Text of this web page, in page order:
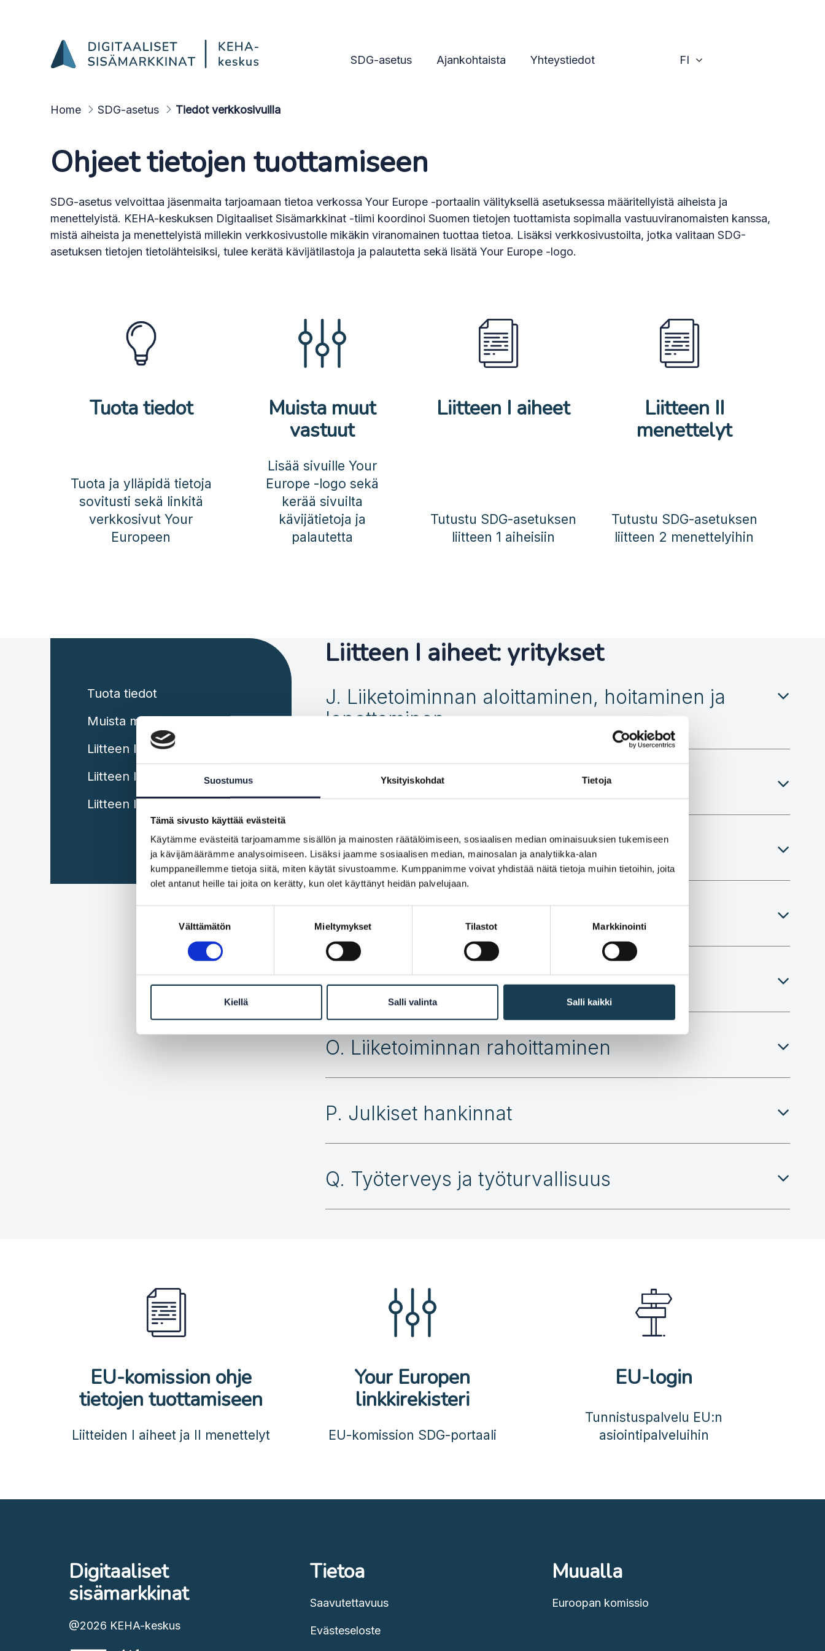
Suostumus Yksityiskohdat Tietoja
Tämä sivusto käyttää evästeitä
Käytämme evästeitä tarjoamamme sisällön ja mainosten räätälöimiseen, sosiaalisen median ominaisuuksien tukemiseen
ja kävijämäärämme analysoimiseen. Lisäksi jaamme sosiaalisen median, mainosalan ja analytiikka-alan
kumppaneillemme tietoja siitä, miten käytät sivustoamme. Kumppanimme voivat yhdistää näitä tietoja muihin tietoihin, joita
olet antanut heille tai joita on kerätty, kun olet käyttänyt heidän palvelujaan.
Välttämätön Mieltymykset Tilastot Markkinointi
Kiellä Salli valinta Salli kaikki
SDG-asetus Ajankohtaista Yhteystiedot FI Vaihda
Home SDG-asetus Tiedot verkkosivuilla
Ohjeet tietojen tuottamiseen
SDG-asetus velvoittaa jäsenmaita tarjoamaan tietoa verkossa Your Europe -portaalin välityksellä asetuksessa määritellyistä aiheista ja
menettelyistä. KEHA-keskuksen Digitaaliset Sisämarkkinat -tiimi koordinoi Suomen tietojen tuottamista sopimalla vastuuviranomaisten kanssa,
mistä aiheista ja menettelyistä millekin verkkosivustolle mikäkin viranomainen tuottaa tietoa. Lisäksi verkkosivustoilta, jotka valitaan SDG-
asetuksen tietojen tietolähteisiksi, tulee kerätä kävijätilastoja ja palautetta sekä lisätä Your Europe -logo.
Tuota tiedot
Tuota ja ylläpidä tietoja
sovitusti sekä linkitä
verkkosivut Your
Europeen
Muista muut
vastuut
Lisää sivuille Your
Europe -logo sekä
kerää sivuilta
kävijätietoja ja
palautetta
Liitteen I aiheet
Tutustu SDG-asetuksen
liitteen 1 aiheisiin
Liitteen II
menettelyt
Tutustu SDG-asetuksen
liitteen 2 menettelyihin
Tuota tiedot
Muista muut vastuut
Liitteen I aiheet: kansalaiset
Liitteen I aiheet: yritykset
Liitteen II menettelyt
Liitteen I aiheet: yritykset
J. Liiketoiminnan aloittaminen, hoitaminen ja
lopettaminen
K. Työntekijät
L. Verot
N. Palvelut
O. Liiketoiminnan rahoittaminen
P. Julkiset hankinnat
Q. Työterveys ja työturvallisuus
EU-komission ohje
tietojen tuottamiseen
Liitteiden I aiheet ja II menettelyt
Your Europen
linkkirekisteri
EU-komission SDG-portaali
EU-login
Tunnistuspalvelu EU:n
asiointipalveluihin
Digitaaliset
sisämarkkinat
@2026 KEHA-keskus
Tietoa
Saavutettavuus
Evästeseloste
Muualla
Euroopan komissio